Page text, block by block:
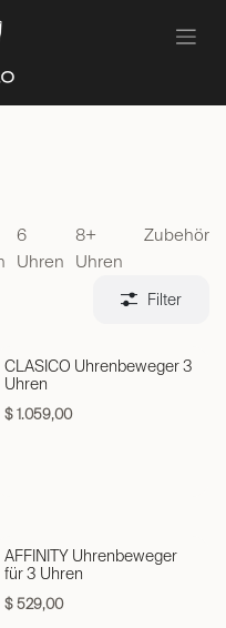
6
Uhren
8+
Uhren
Zubehör
Filter
CLASICO Uhrenbeweger 3
Uhren
$1.059,00
AFFINITY Uhrenbeweger
für 3 Uhren
$529,00